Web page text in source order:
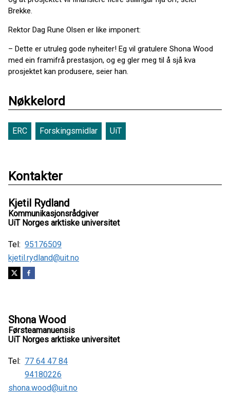
Brekke.
Rektor Dag Rune Olsen er like imponert:
– Dette er utruleg gode nyheiter! Eg vil gratulere Shona Wood
med ein framifrå prestasjon, og eg gler meg til å sjå kva
prosjektet kan produsere, seier han.
Nøkkelord
ERC Forskingsmidlar UiT
Kontakter
Kjetil Rydland
Kommunikasjonsrådgiver
UiT Norges arktiske universitet
Tel: 95176509
kjetil.rydland@uit.no
Shona Wood
Førsteamanuensis
UiT Norges arktiske universitet
Tel: 77 64 47 84
94180226
shona.wood@uit.no